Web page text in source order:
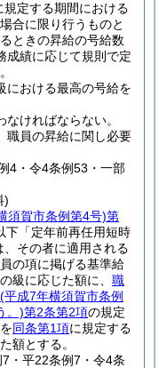
規定する期間における
合に限り行うものと
ときの昇給の号給数
成績に応じて規則で定
における最高の号給を
ければならない。
職員の昇給に関し必要
4・令4条例53・一部
)
須賀市条例第4号)第
下「定年前再任用短時
、その者に適用される
の項に掲げる基準給
級に応じた額に、 職
(平成7年横須賀市条例
。)第2条第2項の規定
同条第1項に規定する
額とする。
・平22条例7・令4条